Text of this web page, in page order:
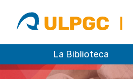
ULPGC
La Biblioteca